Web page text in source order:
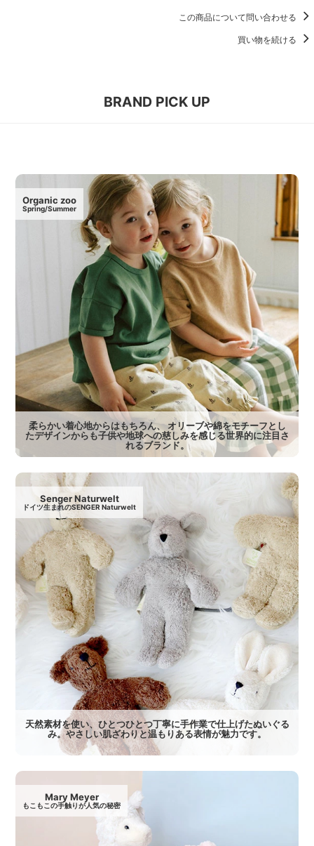
この商品について問い合わせる
買い物を続ける
BRAND PICK UP
Organic zoo
Spring/Summer
柔らかい着心地からはもちろん、 オリーブや綿をモチーフとし
たデザインからも子供や地球への慈しみを感じる世界的に注目さ
れるブランド。
Senger Naturwelt
ドイツ生まれのSENGER Naturwelt
天然素材を使い、ひとつひとつ丁寧に手作業で仕上げたぬいぐる
み。やさしい肌ざわりと温もりある表情が魅力です。
Mary Meyer
もこもこの手触りが人気の秘密